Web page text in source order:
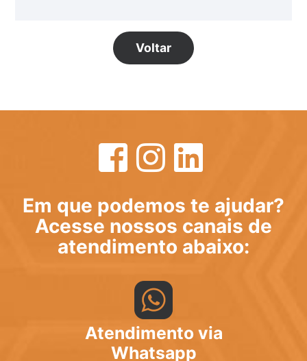
Voltar
Em que podemos te ajudar?
Acesse nossos canais de
atendimento abaixo:
Atendimento via
Whatsapp